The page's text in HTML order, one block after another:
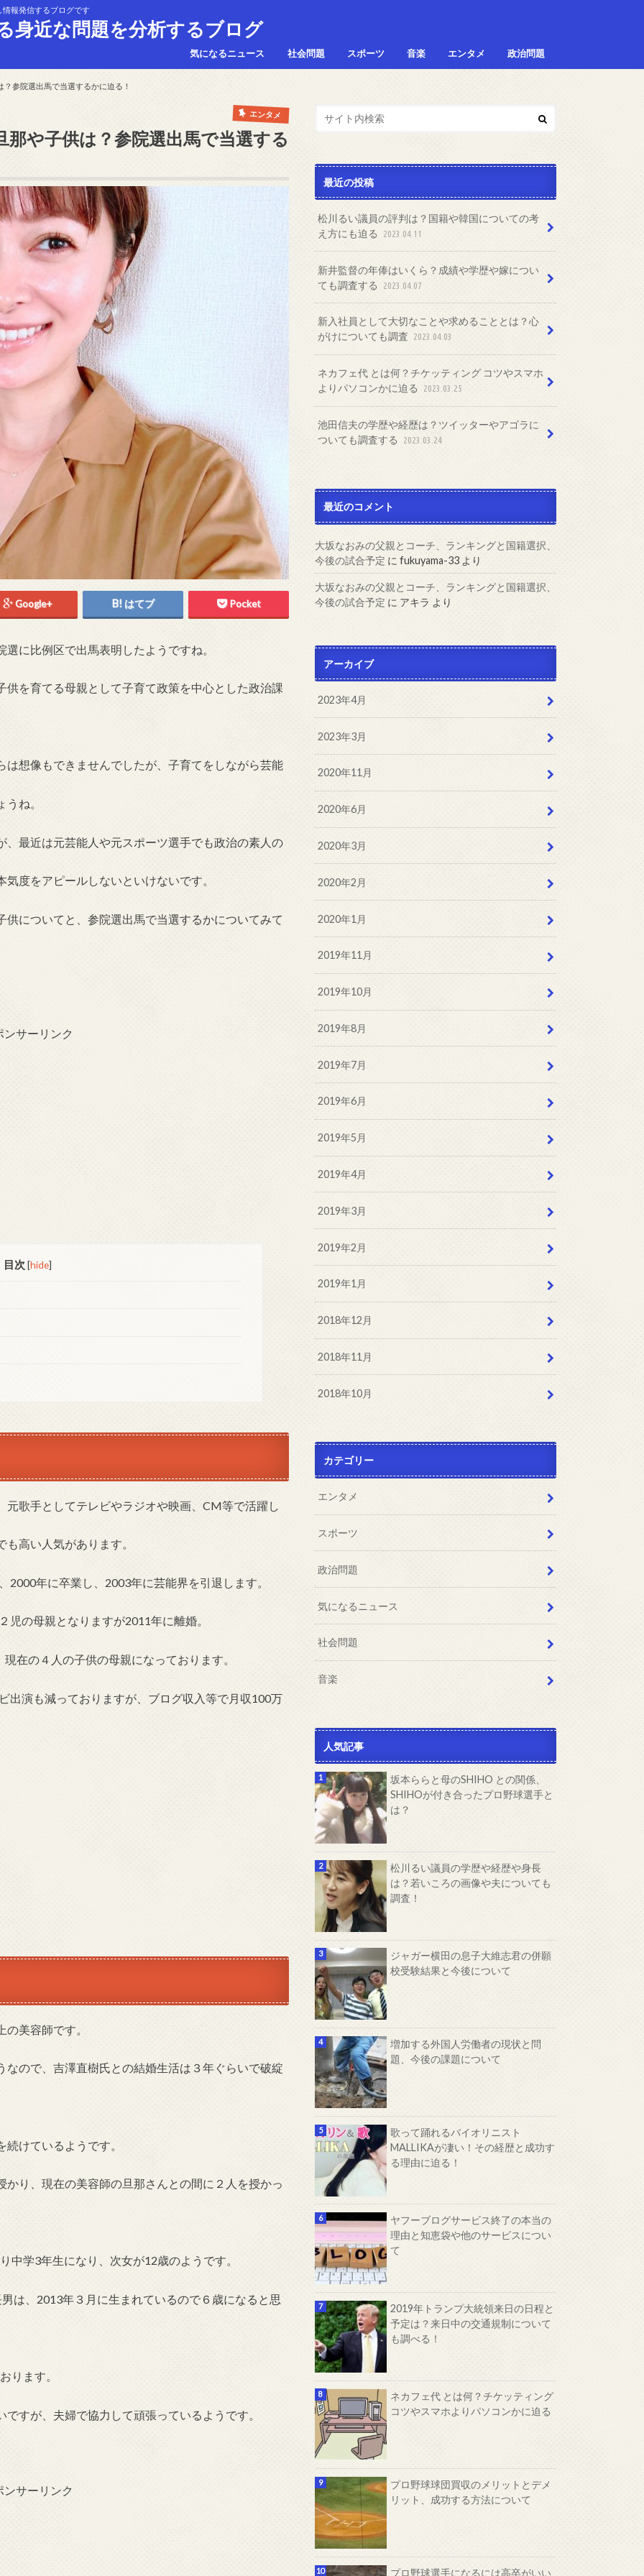
報発信するブログです
身近な問題を分析するブログ
気になるニュース 社会問題 スポーツ 音楽 エンタメ 政治問題
参院選出馬で当選するかに迫る！
エンタメ
や子供は？参院選出馬で当選する
Google+ はてブ Pocket
に比例区で出馬表明したようですね。
を育てる母親として子育て政策を中心とした政治課
想像もできませんでしたが、子育てをしながら芸能
ね。
最近は元芸能人や元スポーツ選手でも政治の素人の
度をアピールしないといけないです。
についてと、参院選出馬で当選するかについてみて
ンサーリンク
目次 [hide]
歌手としてテレビやラジオや映画、CM等で活躍し
高い人気があります。
年に卒業し、2003年に芸能界を引退します。
の母親となりますが2011年に離婚。
在の４人の子供の母親になっております。
出演も減っておりますが、ブログ収入等で月収100万
美容師です。
ので、吉澤直樹氏との結婚生活は３年ぐらいで破綻
けているようです。
り、現在の美容師の旦那さんとの間に２人を授かっ
中学3年生になり、次女が12歳のようです。
は、2013年３月に生まれているので６歳になると思
ります。
すが、夫婦で協力して頑張っているようです。
ンサーリンク
最近の投稿
松川るい議員の評判は？国籍や韓国についての考
え方にも迫る
2023.04.11
新井監督の年俸はいくら？成績や学歴や嫁につい
ても調査する
2023.04.07
新入社員として大切なことや求めることとは？心
がけについても調査
2023.04.03
ネカフェ代 とは何？チケッティング コツやスマホ
よりパソコンかに迫る
2023.03.25
池田信夫の学歴や経歴は？ツイッターやアゴラに
ついても調査する
2023.03.24
最近のコメント
大坂なおみの父親とコーチ、ランキングと国籍選択、
今後の試合予定 に fukuyama-33 より
大坂なおみの父親とコーチ、ランキングと国籍選択、
今後の試合予定 に アキラ より
アーカイブ
2023年4月
2023年3月
2020年11月
2020年6月
2020年3月
2020年2月
2020年1月
2019年11月
2019年10月
2019年8月
2019年7月
2019年6月
2019年5月
2019年4月
2019年3月
2019年2月
2019年1月
2018年12月
2018年11月
2018年10月
カテゴリー
エンタメ
スポーツ
政治問題
気になるニュース
社会問題
音楽
人気記事
坂本ららと母のSHIHO との関係、
SHIHOが付き合ったプロ野球選手と
は？
松川るい議員の学歴や経歴や身長
は？若いころの画像や夫についても
調査！
ジャガー横田の息子大維志君の併願
校受験結果と今後について
増加する外国人労働者の現状と問
題、今後の課題について
歌って踊れるバイオリニスト
MALLIKAが凄い！その経歴と成功す
る理由に迫る！
ヤフーブログサービス終了の本当の
理由と知恵袋や他のサービスについ
て
2019年トランプ大統領来日の日程と
予定は？来日中の交通規制について
も調べる！
ネカフェ代 とは何？チケッティング
コツやスマホよりパソコンかに迫る
プロ野球球団買収のメリットとデメ
リット、成功する方法について
プロ野球選手になるには高卒がいい